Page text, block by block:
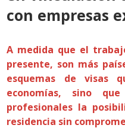
con empresas
A medida que el
presente, son más
esquemas de visas
economías, sino
profesionales la
residencia sin